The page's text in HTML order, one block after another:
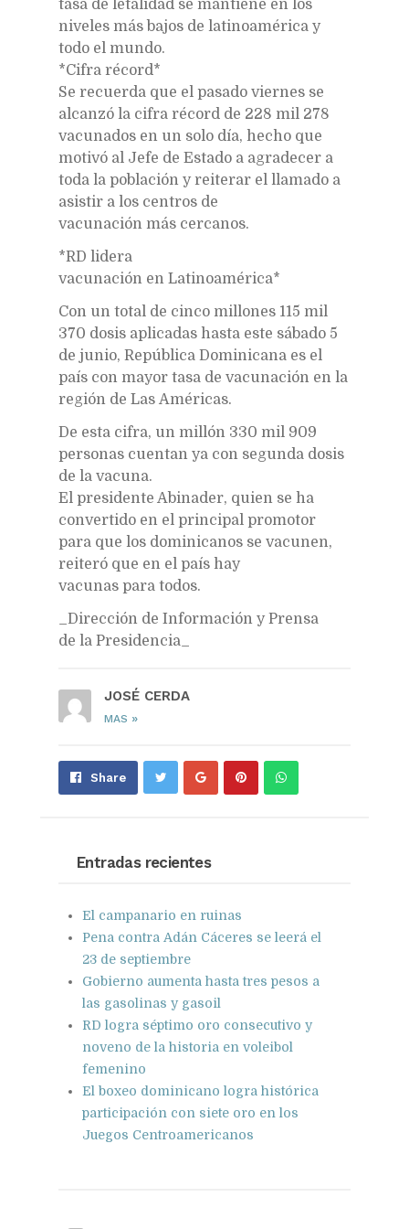
tasa de letalidad se mantiene en los
niveles más bajos de latinoamérica y
todo el mundo.
*Cifra récord*
Se recuerda que el pasado viernes se
alcanzó la cifra récord de 228 mil 278
vacunados en un solo día, hecho que
motivó al Jefe de Estado a agradecer a
toda la población y reiterar el llamado a
asistir a los centros de
vacunación más cercanos.
*RD lidera
vacunación en Latinoamérica*
Con un total de cinco millones 115 mil
370 dosis aplicadas hasta este sábado 5
de junio, República Dominicana es el
país con mayor tasa de vacunación en la
región de Las Américas.
De esta cifra, un millón 330 mil 909
personas cuentan ya con segunda dosis
de la vacuna.
El presidente Abinader, quien se ha
convertido en el principal promotor
para que los dominicanos se vacunen,
reiteró que en el país hay
vacunas para todos.
_Dirección de Información y Prensa
de la Presidencia_
JOSÉ CERDA
MAS »
Share Share Pin Send
Entradas recientes
El campanario en ruinas
Pena contra Adán Cáceres se leerá el
23 de septiembre
Gobierno aumenta hasta tres pesos a
las gasolinas y gasoil
RD logra séptimo oro consecutivo y
noveno de la historia en voleibol
femenino
El boxeo dominicano logra histórica
participación con siete oro en los
Juegos Centroamericanos